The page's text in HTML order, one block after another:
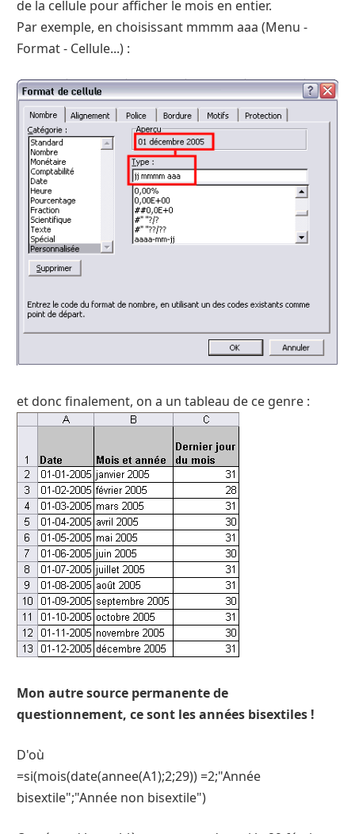
de la cellule pour afficher le mois en entier.
Par exemple, en choisissant mmmm aaa (Menu -
Format - Cellule...) :
et donc finalement, on a un tableau de ce genre :
Mon autre source permanente de
questionnement, ce sont les années bisextiles !
D'où
=si(mois(date(annee(A1);2;29)) =2;"Année
bisextile";"Année non bisextile")